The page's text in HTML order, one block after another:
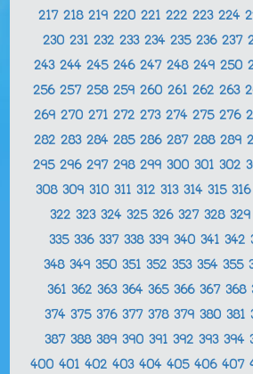
217 218 219 220 221 222 223 224
230 231 232 233 234 235 236 237
243 244 245 246 247 248 249 250
256 257 258 259 260 261 262 263
269 270 271 272 273 274 275 276
282 283 284 285 286 287 288 289
295 296 297 298 299 300 301 302
308 309 310 311 312 313 314 315 316
322 323 324 325 326 327 328 329
335 336 337 338 339 340 341 342
348 349 350 351 352 353 354 355
361 362 363 364 365 366 367 368
374 375 376 377 378 379 380 381
387 388 389 390 391 392 393 394
400 401 402 403 404 405 406 407